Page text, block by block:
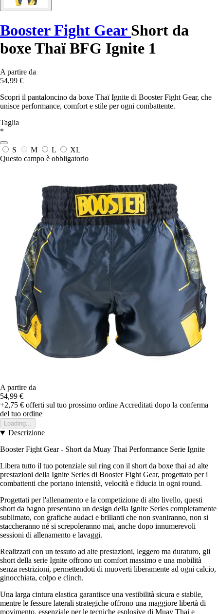
Booster Fight Gear Short da
boxe Thaï BFG Ignite 1
A partire da
54,99 €
Scopri il pantaloncino da boxe Thaï Ignite di Booster Fight Gear, che
unisce performance, comfort e stile per ogni combattente.
Taglia
*
S M L
XL
Questo campo è obbligatorio
A partire da
54,99 €
+2,75 € offerti sul tuo prossimo ordineAccreditati dopo la conferma
del tuo ordine
Loading...
Descrizione
Booster Fight Gear - Short da Muay Thai Performance Serie Ignite
Libera tutto il tuo potenziale sul ring con il short da boxe thai ad alte
prestazioni della Ignite Series di Booster Fight Gear, progettato per i
combattenti che portano intensità, velocità e fiducia in ogni round.
Progettati per l'allenamento e la competizione di alto livello, questi
short da bagno presentano un design della Ignite Series completamente
sublimato, con grafiche audaci e brillanti che non svaniranno, non si
staccheranno né si screpoleranno mai, anche dopo innumerevoli
sessioni di allenamento e lavaggi.
Realizzati con un tessuto ad alte prestazioni, leggero ma duraturo, gli
short della serie Ignite offrono un comfort massimo e una mobilità
senza restrizioni, permettendoti di muoverti liberamente ad ogni calcio,
ginocchiata, colpo e clinch.
Una larga cintura elastica garantisce una vestibilità sicura e stabile,
mentre le fessure laterali strategiche offrono una maggiore libertà di
movimento, essenziale per le tecniche esplosive di Muay Thai e